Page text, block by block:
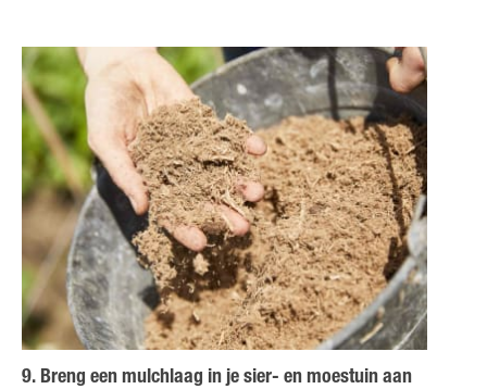
9. Breng een mulchlaag in je sier- en moestuin aan